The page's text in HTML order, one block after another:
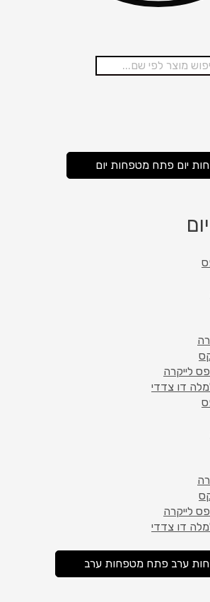
יום פתח מטפחות יום
לייקרה
דו צדדי
לייקרה
דו צדדי
ערב פתח מטפחות ערב